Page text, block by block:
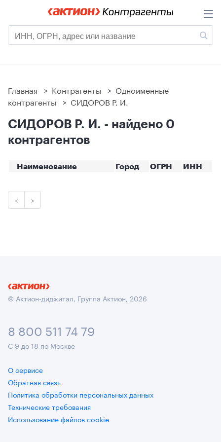
Главная > Контрагенты > Одноименные
контрагенты > СИДОРОВ Р. И.
СИДОРОВ Р. И. - найдено 0
контрагентов
Наименование Город ОГРН ИНН
< >
© Актион-диджитал, Группа Актион, 2026
8 800 511 74 79
С 9 до 18 по Москве
О сервисе
Обратная связь
Политика обработки персональных данных
Технические требования
Использование файлов cookie